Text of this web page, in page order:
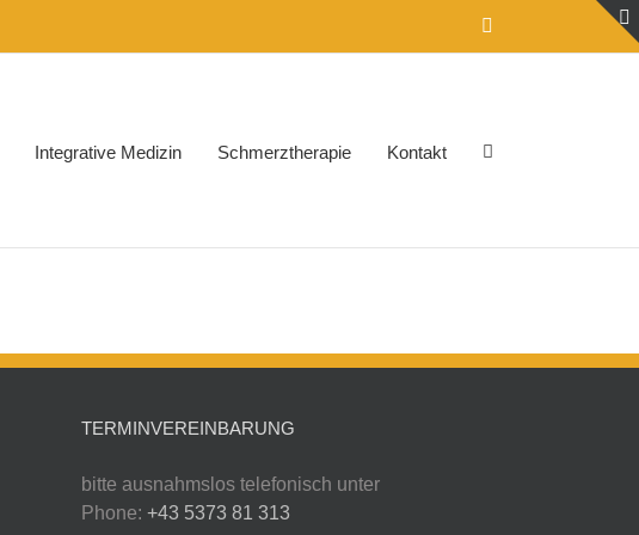
Integrative Medizin Schmerztherapie Kontakt
TERMINVEREINBARUNG
bitte ausnahmslos telefonisch unter
Phone: +43 5373 81 313